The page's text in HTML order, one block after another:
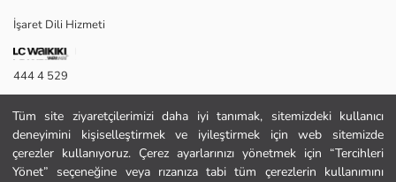
Tüm site ziyaretçilerimizi daha iyi tanımak, sitemizdeki kullanıcı
deneyimini kişiselleştirmek ve iyileştirmek için web sitemizde
çerezler kullanıyoruz. Çerez ayarlarınızı yönetmek için “Tercihleri
Yönet” seçeneğine veya rızanıza tabi tüm çerezlerin kullanımını
Ana Kumaş Lacivert Baskılı:
Ana Kumaş Yeni Siyah:
Ana Kumaş Yeşil Baskılı:
Menşei:
Satıcı:
Marka:
Cinsiyet:
Kalıp:
Desen:
İşaret Dili Hizmeti
444 4 529
İletişim Formu
444 4 529